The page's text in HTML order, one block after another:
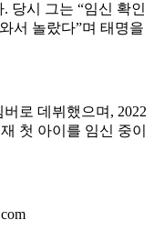
당시 그는 “임신 확인
서 놀랐다”며 태명을
로 데뷔했으며, 2022
첫 아이를 임신 중이